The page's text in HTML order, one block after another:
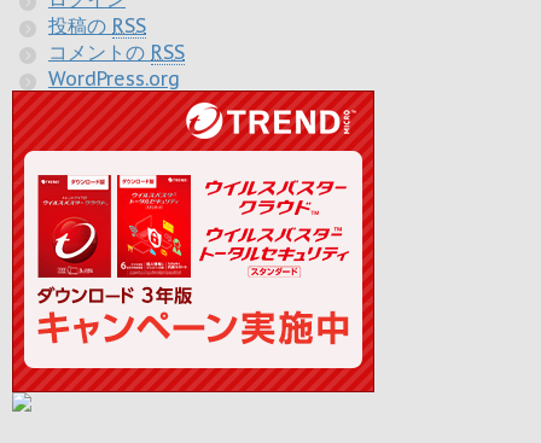
投稿の RSS
コメントの RSS
WordPress.org